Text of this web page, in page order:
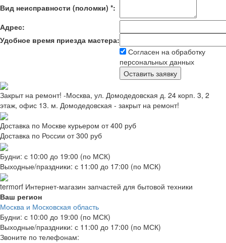
Вид неисправности (поломки) *:
Адрес:
Удобное время приезда мастера:
Согласен на обработку
персональных данных
Закрыт на ремонт! -Москва, ул. Домодедовская д. 24 корп. 3, 2
этаж, офис 13. м. Домодедовская - закрыт на ремонт!
Доставка по Москве курьером от 400 руб
Доставка по России от 300 руб
Будни: с 10:00 до 19:00 (по МСК)
Выходные/праздники: с 11:00 до 17:00 (по МСК)
termorf Интернет-магазин запчастей для бытовой техники
Ваш регион
Москва и Московская область
Будни: с 10:00 до 19:00 (по МСК)
Выходные/праздники: с 11:00 до 17:00 (по МСК)
Звоните по телефонам: